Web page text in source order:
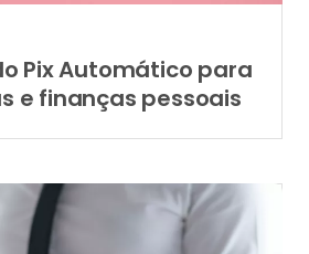
Pix Automático para
e finanças pessoais